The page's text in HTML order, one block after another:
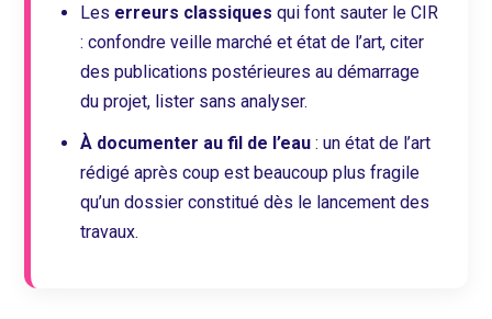
Les erreurs classiques qui font sauter le CIR
: confondre veille marché et état de l’art, citer
des publications postérieures au démarrage
du projet, lister sans analyser.
À documenter au fil de l’eau: un état de l’art
rédigé après coup est beaucoup plus fragile
qu’un dossier constitué dès le lancement des
travaux.